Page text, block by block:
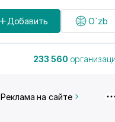
Добавить O`zb
233 560
Реклама на сайте